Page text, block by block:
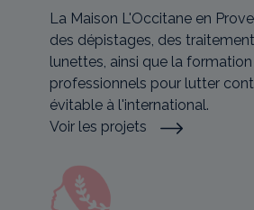
La Maison L'Occitane en
des dépistages, des
lunettes, ainsi que la
professionnels pour lutter
évitable à l'international.
Voir les projets